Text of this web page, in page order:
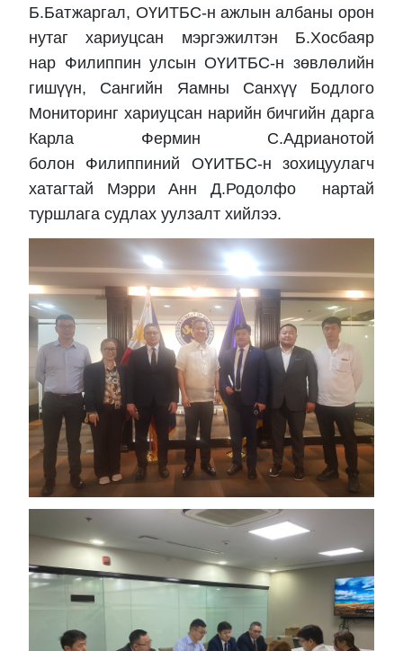
Б.Батжаргал, ОҮИТБС-н ажлын албаны орон
нутаг хариуцсан мэргэжилтэн Б.Хосбаяр
нар Филиппин улсын ОҮИТБС-н зөвлөлийн
гишүүн, Сангийн Яамны Санхүү Бодлого
Мониторинг хариуцсан нарийн бичгийн дарга
Карла Фермин С.Адрианотой
болон Филиппиний ОҮИТБС-н зохицуулагч
хатагтай Мэрри Анн Д.Родолфо нартай
туршлага судлах уулзалт хийлээ.